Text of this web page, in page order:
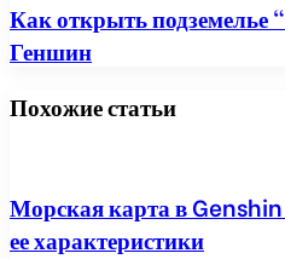
Как открыть
Геншин
Похожие статьи
Морская карта в
ее характеристики